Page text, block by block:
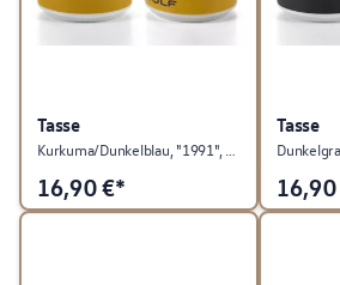
Tasse
16,90€*
Tasse
16,90